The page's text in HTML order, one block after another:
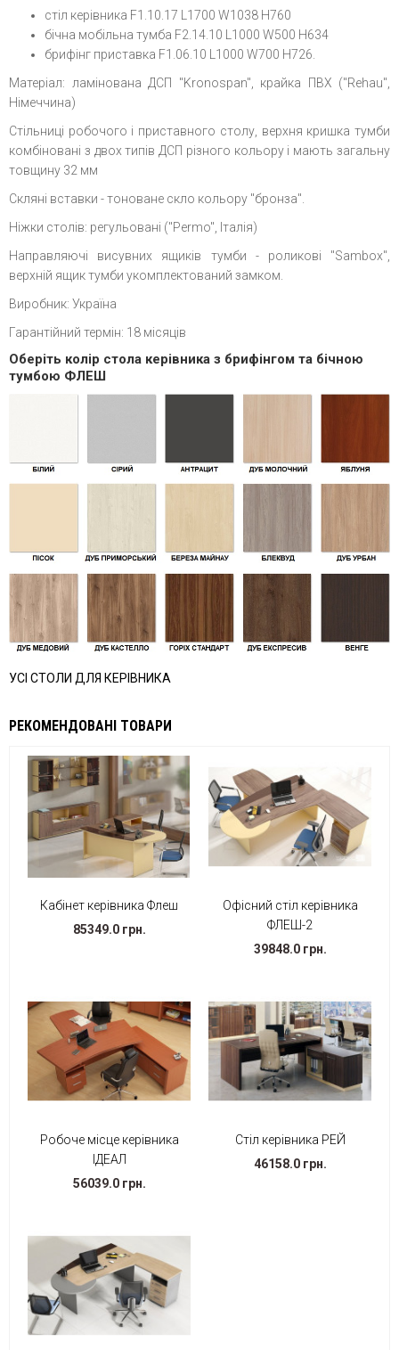
стіл керівника F1.10.17 L1700 W1038 H760
бічна мобільна тумба F2.14.10 L1000 W500 H634
брифінг приставка F1.06.10 L1000 W700 H726.
Матеріал: ламінована ДСП "Kronospan", крайка ПВХ ("Rehau",
Німеччина)
Стільниці робочого і приставного столу, верхня кришка тумби
комбіновані з двох типів ДСП різного кольору і мають загальну
товщину 32 мм
Скляні вставки - тоноване скло кольору "бронза".
Ніжки столів: регульовані ("Permo", Італія)
Направляючі висувних ящиків тумби - роликові "Sambox",
верхній ящик тумби укомплектований замком.
Виробник: Україна
Гарантійний термін: 18 місяців
Оберіть колір стола керівника з брифінгом та бічною
тумбою ФЛЕШ
УСІ СТОЛИ ДЛЯ КЕРІВНИКА
РЕКОМЕНДОВАНІ ТОВАРИ
Кабінет керівника Флеш
85349.0 грн.
Офісний стіл керівника
ФЛЕШ-2
39848.0 грн.
Робоче місце керівника
ІДЕАЛ
56039.0 грн.
Стіл керівника РЕЙ
46158.0 грн.